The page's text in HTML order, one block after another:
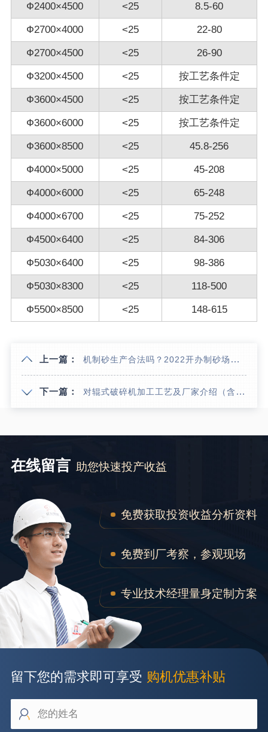
Ф2400×4500 <25 8.5-60
Ф2700×4000 <25 22-80
Ф2700×4500 <25 26-90
Ф3200×4500 <25 按工艺条件定
Ф3600×4500 <25 按工艺条件定
Ф3600×6000 <25 按工艺条件定
Ф3600×8500 <25 45.8-256
Ф4000×5000 <25 45-208
Ф4000×6000 <25 65-248
Ф4000×6700 <25 75-252
Ф4500×6400 <25 84-306
Ф5030×6400 <25 98-386
Ф5030×8300 <25 118-500
Ф5500×8500 <25 148-615
上一篇： 机制砂生产合法吗？2022开办制砂场需要哪些条件？（分享盘点）
下一篇： 对辊式破碎机加工工艺及厂家介绍（含型号参数表）
在线留言 助您快速投产收益
免费获取投资收益分析资料
免费到厂考察，参观现场
专业技术经理量身定制方案
留下您的需求即可享受 购机优惠补贴